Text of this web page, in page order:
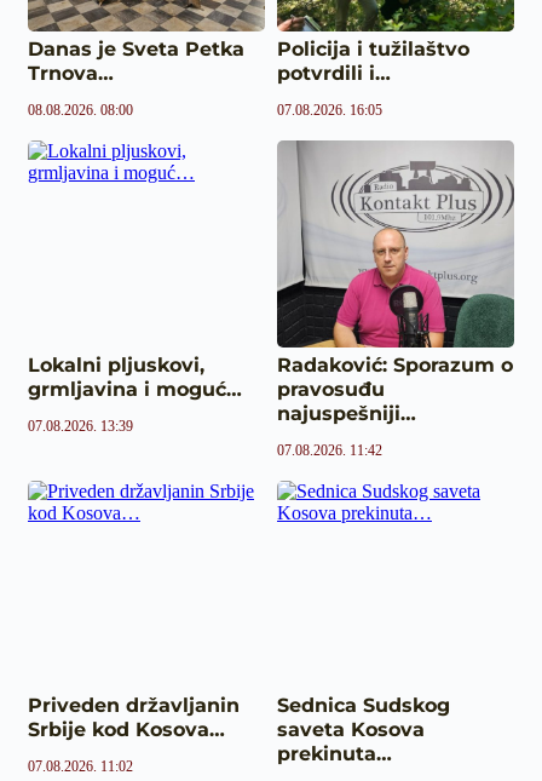
Danas je Sveta Petka
Trnova…
08.08.2026. 08:00
Policija i tužilaštvo
potvrdili i…
07.08.2026. 16:05
Lokalni pljuskovi,
grmljavina i moguć…
07.08.2026. 13:39
Radaković: Sporazum o
pravosuđu
najuspešniji…
07.08.2026. 11:42
Priveden državljanin
Srbije kod Kosova…
07.08.2026. 11:02
Sednica Sudskog
saveta Kosova
prekinuta…